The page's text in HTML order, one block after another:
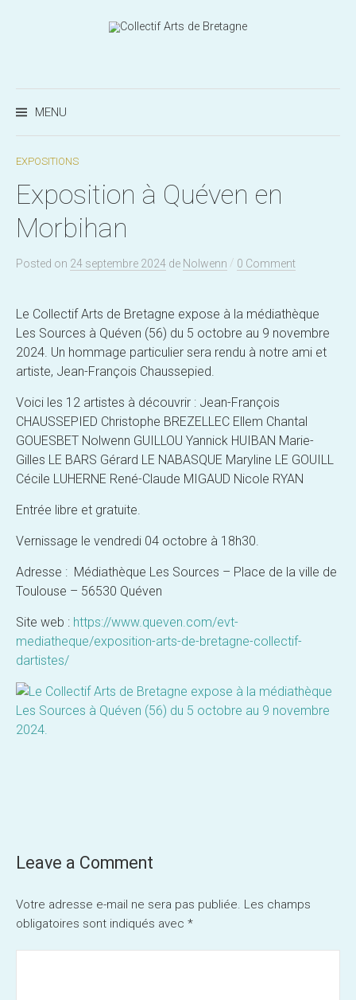
MENU
EXPOSITIONS
Exposition à Quéven en
Morbihan
Posted on 24 septembre 2024 de Nolwenn / 0 Comment
Le Collectif Arts de Bretagne expose à la médiathèque
Les Sources à Quéven (56) du 5 octobre au 9 novembre
2024. Un hommage particulier sera rendu à notre ami et
artiste, Jean-François Chaussepied.
Voici les 12 artistes à découvrir : Jean-François
CHAUSSEPIED Christophe BREZELLEC Ellem Chantal
GOUESBET Nolwenn GUILLOU Yannick HUIBAN Marie-
Gilles LE BARS Gérard LE NABASQUE Maryline LE GOUILL
Cécile LUHERNE René-Claude MIGAUD Nicole RYAN
Entrée libre et gratuite.
Vernissage le vendredi 04 octobre à 18h30.
Adresse : Médiathèque Les Sources – Place de la ville de
Toulouse – 56530 Quéven
Site web : https://www.queven.com/evt-
mediatheque/exposition-arts-de-bretagne-collectif-
dartistes/
Leave a Comment
Votre adresse e-mail ne sera pas publiée. Les champs
obligatoires sont indiqués avec *